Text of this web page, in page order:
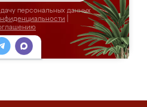
персональных данных